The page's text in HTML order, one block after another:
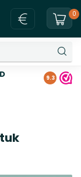
0
Gratis
9.3